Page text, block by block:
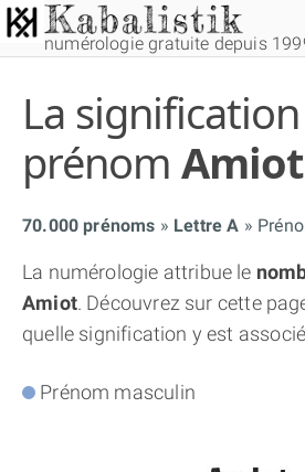
numérologie gratuite depuis
La
prénom Amiot
70.000 prénoms Lettre A
La numérologie attribue le
Amiot. Découvrez sur cette
quelle signification y est
Prénom masculin
THÈME
THÈME
THÈME